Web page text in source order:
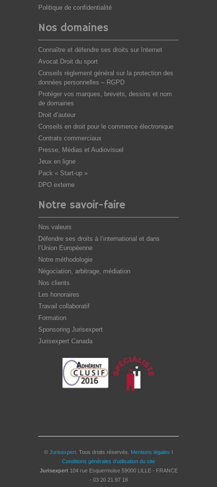
Politique de confidentialité
Nos domaines
Connaître et défendre ses droits sur Internet
Avocat Droit du sport
Conseils règlement général sur la protection des
données personnelles – RGPD
Protéger vos marques, brevets, dessins et nom
de domaines
Droit d’auteur
Conseils en droit pour le commerce électronique
Contrats commerciaux
Presse, Médias et Audiovisuel
Jeux en ligne
Pack « Start-up »
DPO externe
Notre savoir-faire
Nos valeurs
Défendre ses droits à l’international et dans
l’Union Européenne
Notre méthodologie
Négociation, arbitrage, médiation
Nos clients
Les honoraires
Travail collaboratif
Formation
Sponsoring Jurisexpert
Jurisexpert Canada
© Jurisexpert . Tous droits réservés. Mentions légales I
Conditions générales d'utilisation du site
Jurisexpert 104 rue Esquermoise 59000 LILLE - FRANCE
- 03 20 21 97 18